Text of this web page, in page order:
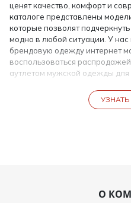
ценят качество, комфорт и
каталоге представлены
которые позволят
модно в любой ситуации. У
брендовую одежду интернет
воспользоваться
аутлетом мужской одежды для
Брендовая мужская
повседневных образов
Футболки, поло и
носки и активного отдыха;
О